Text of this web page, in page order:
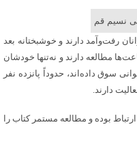
رفت‌وآمد دارند و خوشبختانه بعد
مطالعه دارند و نه‌تنها خودشان
سوق داده‌اند، حدوداً پانزده نفر
دارند.
با مجموعه در ارتباط بوده و مطالعه مستمر کتاب را